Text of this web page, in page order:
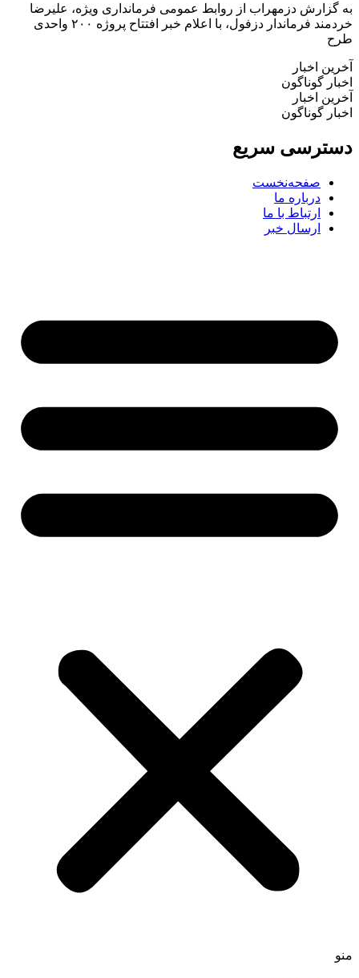
دزمهراب از روابط عمومی فرمانداری ویژه، علیرضا
خردمند فرماندار دزفول، با اعلام خبر افتتاح پروژه ۲۰۰ واحدی
اخبار
گوناگون
اخبار
گوناگون
سریع
صفحه‌نخست
درباره ما
ارتباط با ما
ارسال خبر